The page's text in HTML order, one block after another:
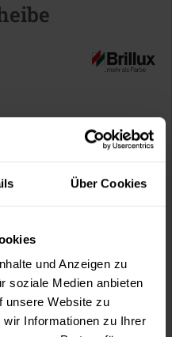
Über Cookies
und Anzeigen zu
soziale Medien anbieten
unsere Website zu
Informationen zu Ihrer
denWarenkorb